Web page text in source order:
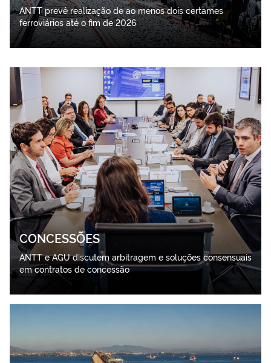
ANTT prevê realização de ao menos dois certames
ferroviários até o fim de 2026
CONCESSÕES
ANTT e AGU discutem arbitragem e soluções consensuais
em contratos de concessão